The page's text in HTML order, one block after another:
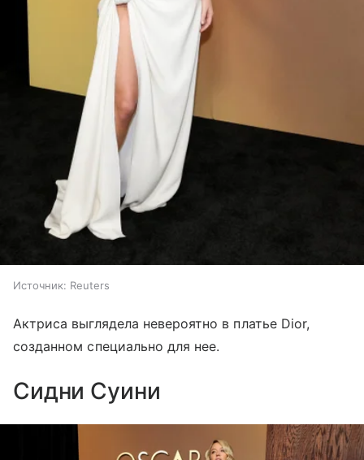
Источник: Reuters
Актриса выглядела невероятно в платье Dior,
созданном специально для нее.
Сидни Суини